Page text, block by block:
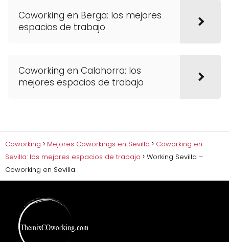
Coworking en Berga: los mejores
espacios de trabajo
Coworking en Calahorra: los
mejores espacios de trabajo
Coworking Mejores Coworkings en Sevilla
Coworking en
Sevilla: los mejores espacios de trabajo
Working Sevilla –
Coworking en Sevilla